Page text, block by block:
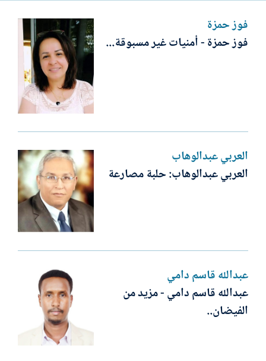
فوز حمزة
فوز حمزة - أمنيات غير مسبوقة...
العربي عبدالوهاب
العربي عبدالوهاب: حلبة مصارعة
عبدالله قاسم دامي
عبدالله قاسم دامي - مزيد من
الفيضان..